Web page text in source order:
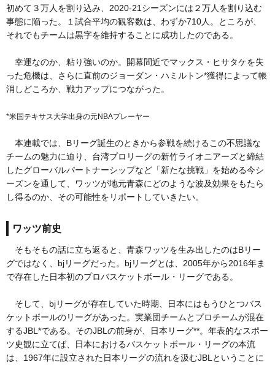
初めて３万人を割り込み、2020-21シーズンには２万人を割り込む
事態に陥った。１試合平均の観客数は、わずか710人。ところが、
それでもチームは黒字を維持することに成功したのである。
幸運なのか、粘り強いのか。開幕間近でマックス・ヒサタケを失
った危機は、さらに直前のジョーダン・ハミルトン*獲得によって帳
消しどころか、戦力アップにつながった。
*米国テキサス大学出身の元NBAプレーヤー
本連載では、Bリーグ誕生のときから参戦を続けるこの不思議な
チームの魅力に迫り、台湾プロリーグの新竹ライオニアーズと締結
したグローバルパートナーシップなど「新たな挑戦」を始める今シ
ーズンを通して、ワッツが地元青森にどのような波及効果をもたら
し得るのか、その可能性をリポートしていきたい。
ワッツ前史
そもそもの話に立ち返ると、青森ワッツを生み出したのはBリー
グではなく、bjリーグだった。bjリーグとは、2005年から2016年ま
で存在した日本初のプロバスケットボール・リーグである。
そして、bjリーグが存在していた時期、日本にはもうひとつバス
ケットボールのリーグがあった。実業団チームとプロチームが混在
するJBL*である。そのJBLの前身が、日本リーグ**。年表的なスポー
ツ史観に立てば、日本におけるバスケットボール・リーグの本流
は、1967年に設立された日本リーグの流れを汲むJBLということに